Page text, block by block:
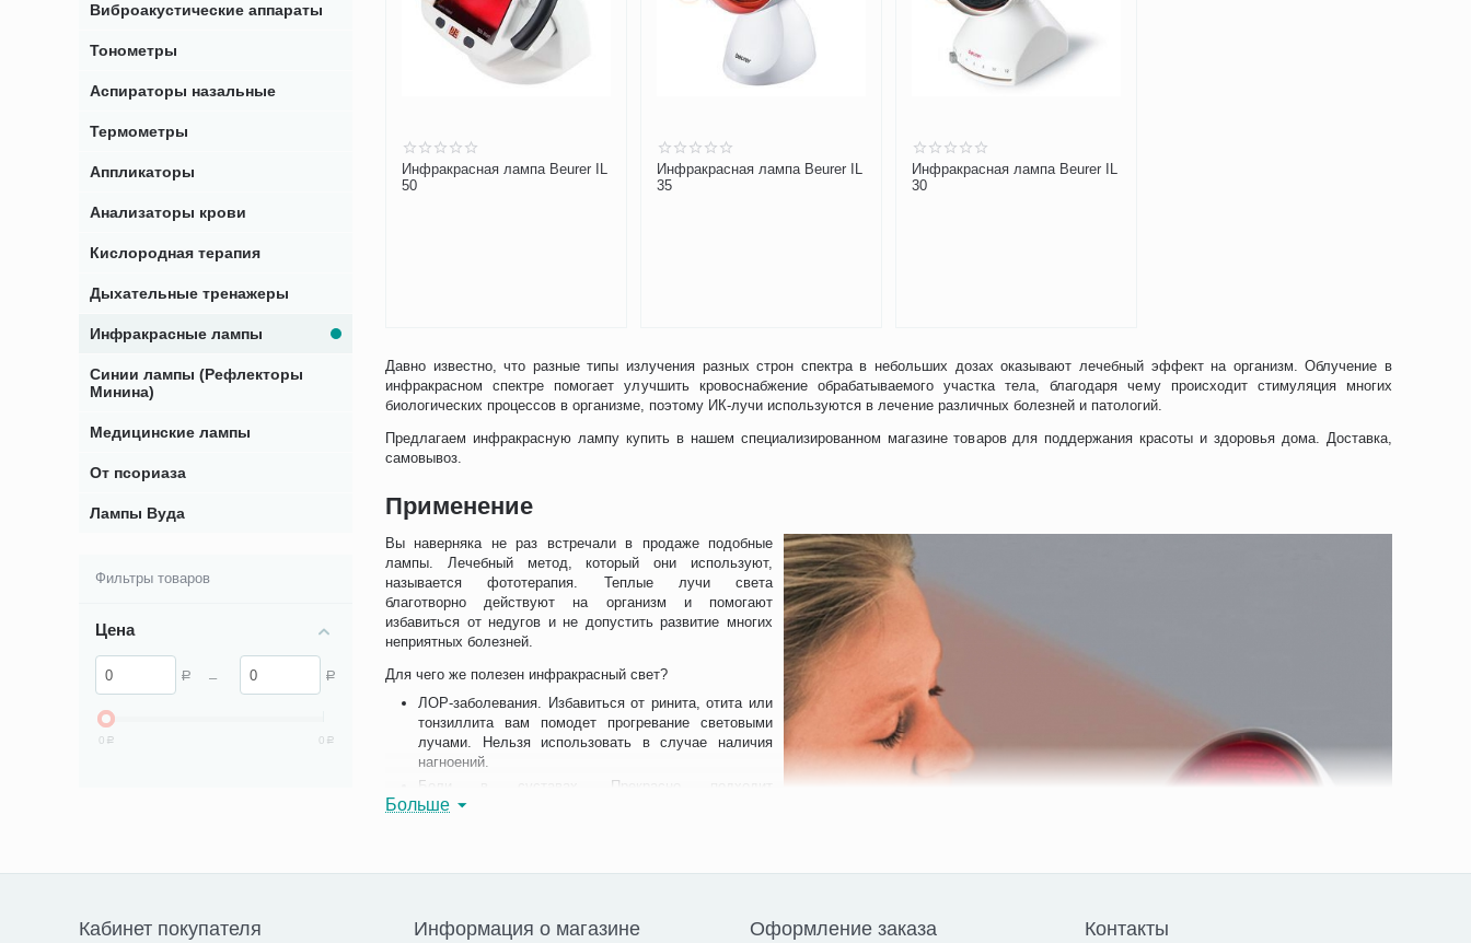
Давно известно, что разные типы излучения разных строн спектра в небольших дозах оказывают лечебный эффект на организм. Облучение в
инфракрасном спектре помогает улучшить кровоснабжение обрабатываемого участка тела, благодаря чему происходит стимуляция многих
биологических процессов в организме, поэтому ИК-лучи используются в лечение различных болезней и патологий.
Предлагаем инфракрасную лампу купить в нашем специализированном магазине товаров для поддержания красоты и здоровья дома. Доставка,
самовывоз.
Применение
Вы наверняка не раз встречали в продаже подобные
лампы. Лечебный метод, который они используют,
называется фототерапия. Теплые лучи света
благотворно действуют на организм и помогают
избавиться от недугов и не допустить развитие многих
неприятных болезней.
Для чего же полезен инфракрасный свет?
ЛОР-заболевания. Избавиться от ринита, отита или
тонзиллита вам помодет прогревание световыми
лучами. Нельзя использовать в случае наличия
нагноений.
Боли в суставах. Прекрасно подходит
инфракрасная лампа +для лечения артрита и
симптом. В среднем для успешного избавления от
Больше
Инфракрасная лампа Beurer IL
50
Инфракрасная лампа Beurer IL
35
Инфракрасная лампа Beurer IL
30
Виброакустические аппараты
Тонометры
Аспираторы назальные
Термометры
Аппликаторы
Анализаторы крови
Кислородная терапия
Дыхательные тренажеры
Инфракрасные лампы
Синии лампы (Рефлекторы
Минина)
Медицинские лампы
От псориаза
Лампы Вуда
Фильтры товаров
Цена
Р – Р
0 Р 0 Р
Кабинет покупателя Информация о магазине Оформление заказа Контакты